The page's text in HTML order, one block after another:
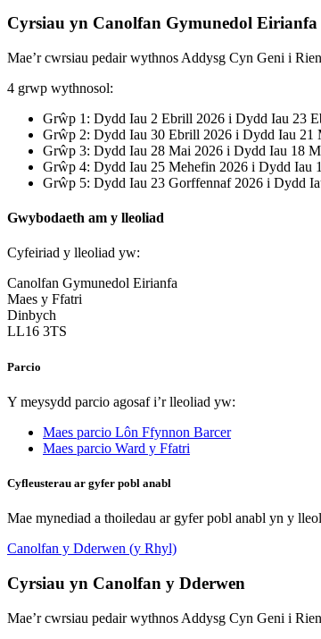
Cyrsiau yn Canolfan Gymunedol Eirianfa
Mae’r cwrsiau pedair wythnos Addysg Cyn Geni i
4 grwp wythnosol:
Grŵp 1: Dydd Iau 2 Ebrill 2026 i Dydd Iau 23
Grŵp 2: Dydd Iau 30 Ebrill 2026 i Dydd Iau 21
Grŵp 3: Dydd Iau 28 Mai 2026 i Dydd Iau 18
Grŵp 4: Dydd Iau 25 Mehefin 2026 i Dydd Iau
Grŵp 5: Dydd Iau 23 Gorffennaf 2026 i Dydd
Gwybodaeth am y lleoliad
Cyfeiriad y lleoliad yw:
Canolfan Gymunedol Eirianfa
Maes y Ffatri
Dinbych
LL16 3TS
Parcio
Y meysydd parcio agosaf i’r lleoliad yw:
Maes parcio Lôn Ffynnon Barcer
Maes parcio Ward y Ffatri
Cyfleusterau ar gyfer pobl anabl
Mae mynediad a thoiledau ar gyfer pobl anabl yn y
Canolfan y Dderwen (y Rhyl)
Cyrsiau yn Canolfan y Dderwen
Mae’r cwrsiau pedair wythnos Addysg Cyn Geni i